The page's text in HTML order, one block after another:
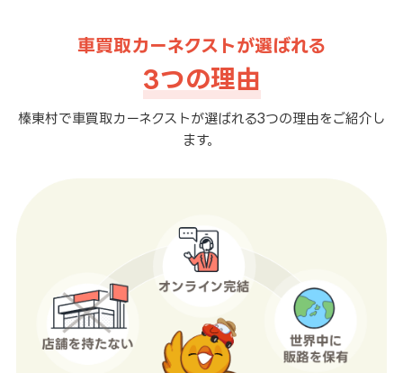
車買取カーネクストが選ばれる
3つの理由
榛東村で車買取カーネクストが選ばれる3つの理由をご紹介し
ます。